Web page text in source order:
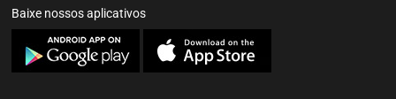
Baixe nossos aplicativos